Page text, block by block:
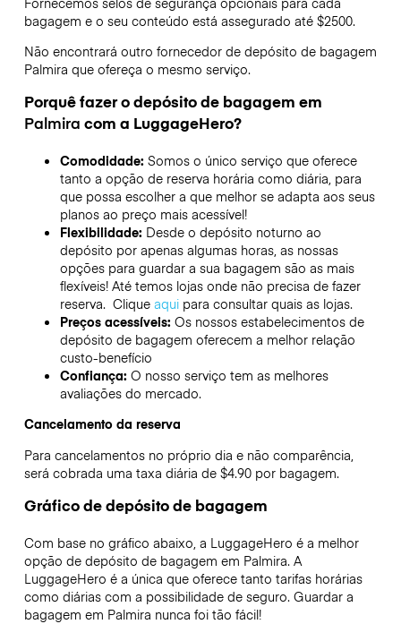
bagagem e o seu conteúdo está assegurado até $2500.
Não encontrará outro fornecedor de depósito de bagagem
Palmira que ofereça o mesmo serviço.
Porquê fazer o depósito de bagagem em
Palmira com a LuggageHero?
Comodidade: Somos o único serviço que oferece
tanto a opção de reserva horária como diária, para
que possa escolher a que melhor se adapta aos seus
planos ao preço mais acessível!
Flexibilidade: Desde o depósito noturno ao
depósito por apenas algumas horas, as nossas
opções para guardar a sua bagagem são as mais
flexíveis! Até temos lojas onde não precisa de fazer
reserva. Clique aquipara consultar quais as lojas.
Preços acessíveis: Os nossos estabelecimentos de
depósito de bagagem oferecem a melhor relação
custo-benefício
Confiança: O nosso serviço tem as melhores
avaliações do mercado.
Cancelamento da reserva
Para cancelamentos no próprio dia e não comparência,
será cobrada uma taxa diária de $4.90 por bagagem.
Gráfico de depósito de bagagem
Com base no gráfico abaixo, a LuggageHero é a melhor
opção de depósito de bagagem em Palmira. A
LuggageHero é a única que oferece tanto tarifas horárias
como diárias com a possibilidade de seguro. Guardar a
bagagem em Palmira nunca foi tão fácil!